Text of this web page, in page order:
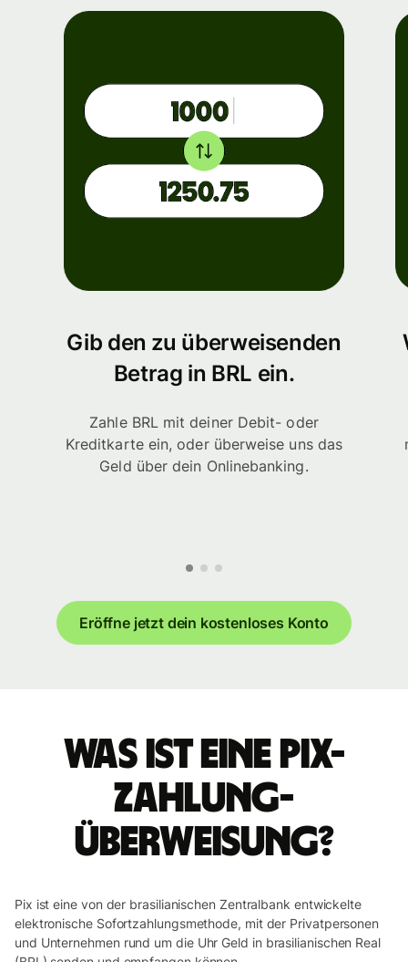
Gib den zu überweisenden
Betrag in BRL ein.
Zahle BRL mit deiner Debit- oder
Kreditkarte ein, oder überweise uns das
Geld über dein Onlinebanking.
Eröffne jetzt dein kostenloses Konto
Was ist eine Pix-
Zahlung-
Überweisung?
Pix ist eine von der brasilianischen Zentralbank entwickelte
elektronische Sofortzahlungsmethode, mit der Privatpersonen
und Unternehmen rund um die Uhr Geld in brasilianischen Real